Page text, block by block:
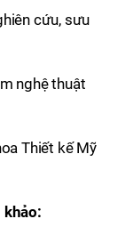
cứu, sưu
nghệ thuật
Thiết kế Mỹ
khảo: